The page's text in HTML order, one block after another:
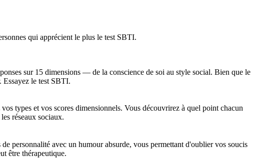
qui apprécient le plus le test SBTI.
sur 15 dimensions — de la conscience de soi au style social. Bien que le
le test SBTI.
types et vos scores dimensionnels. Vous découvrirez à quel point chacun
réseaux sociaux.
personnalité avec un humour absurde, vous permettant d'oublier vos soucis
être thérapeutique.